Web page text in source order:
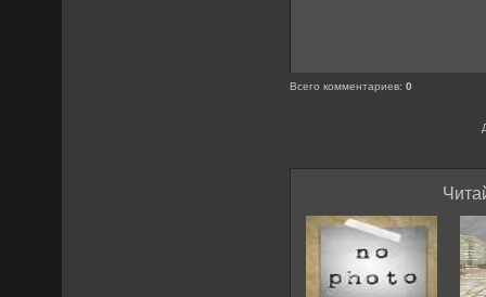
Всего комментариев:0